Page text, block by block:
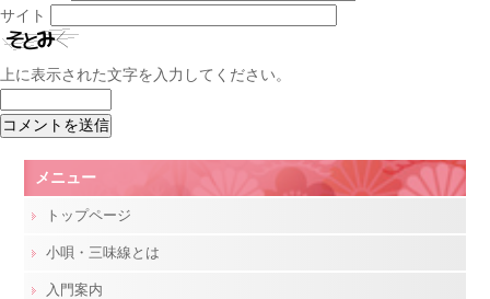
サイト
上に表示された文字を入力してください。
メニュー
トップページ
小唄・三味線とは
入門案内